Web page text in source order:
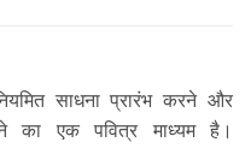
साधना प्रारंभ करने और
का एक पवित्र माध्यम है।